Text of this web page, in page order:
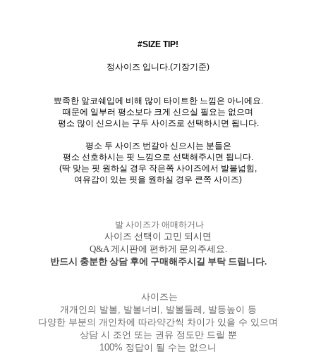
#SIZE TIP!
정사이즈 입니다.(기장기준)
뾰족한 앞코쉐입에 비해 많이 타이트한 느낌은 아니에요.
때문에 일부러 평소보다 크게 신으실 필요는 없으며
평소 많이 신으시는 구두 사이즈로 선택하시면 됩니다.
평소 두 사이즈 번갈아 신으시는 분들은
평소 선호하시는 핏 느낌으로 선택해주시면 됩니다.
(딱 맞는 핏 원하실 경우 작은쪽 사이즈에서 발볼넓힘,
여유감이 있는 핏을 원하실 경우 큰쪽 사이즈)
발 사이즈가 애매하거나
사이즈 선택이 고민 되시면
Q&A 게시판에 편하게 문의주세요.
반드시 충분한 상담 후에 구매해주시길 부탁 드립니다.
사이즈는
개개인의 발볼, 발볼너비, 발볼둘레, 발등높이 등
다양한 부분의 개인차에 따라약간씩 차이가 있을 수 있으며
상담 시 조언 또는 권유 정도만 드릴 뿐
100% 정답이 될 수는 없으니